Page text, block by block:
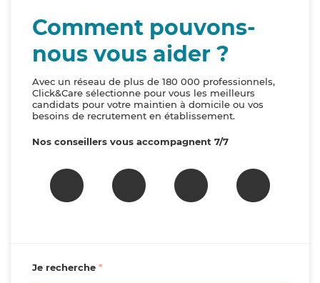
Comment pouvons-
nous vous aider ?
Avec un réseau de plus de 180 000 professionnels,
Click&Care sélectionne pour vous les meilleurs
candidats pour votre maintien à domicile ou vos
besoins de recrutement en établissement.
Nos conseillers vous accompagnent 7/7
Je recherche